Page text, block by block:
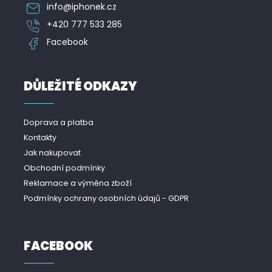
info@iphonek.cz
+420 777 533 285
Facebook
DŮLEŽITÉ ODKAZY
Doprava a platba
Kontakty
Jak nakupovat
Obchodní podmínky
Reklamace a výměna zboží
Podmínky ochrany osobních údajů - GDPR
FACEBOOK